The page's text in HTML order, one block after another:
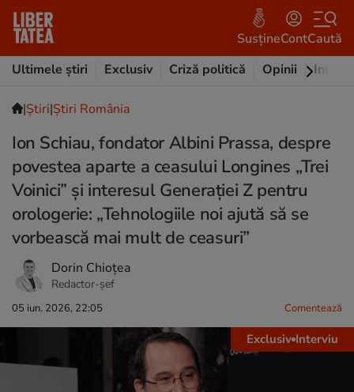
SusțineContCaută
Ultimele știri
Exclusiv Criză politică Opinii
|Ştiri|Știri România
Ion Schiau, fondator Albini Prassa, despre
povestea aparte a ceasului Longines „Trei
Voinici” și interesul Generației Z pentru
orologerie: „Tehnologiile noi ajută să se
vorbească mai mult de ceasuri”
Dorin Chioțea
Redactor-șef
05 iun. 2026, 22:05 Comentează
Exclusiv Interviu